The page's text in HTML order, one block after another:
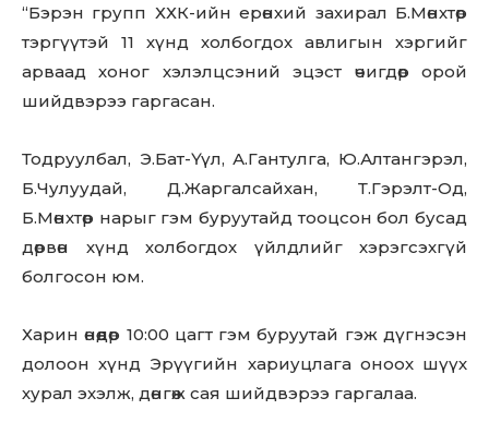
“Бэрэн групп ХХК-ийн ерөнхий захирал Б.Мөнхтөр
тэргүүтэй 11 хүнд холбогдох авлигын хэргийг
арваад хоног хэлэлцсэний эцэст өчигдөр орой
шийдвэрээ гаргасан.
Тодруулбал, Э.Бат-Үүл, А.Гантулга, Ю.Алтангэрэл,
Б.Чулуудай, Д.Жаргалсайхан, Т.Гэрэлт-Од,
Б.Мөнхтөр нарыг гэм буруутайд тооцсон бол бусад
дөрвөн хүнд холбогдох үйлдлийг хэрэгсэхгүй
болгосон юм.
Харин өнөөдөр 10:00 цагт гэм буруутай гэж дүгнэсэн
долоон хүнд Эрүүгийн хариуцлага оноох шүүх
хурал эхэлж, дөнгөж сая шийдвэрээ гаргалаа.